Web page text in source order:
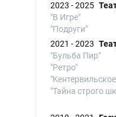
2023 - 2025
"В Игре"
"Подруги"
2021 - 2023
"Бульба Пир"
"Ретро"
"Тайна строго